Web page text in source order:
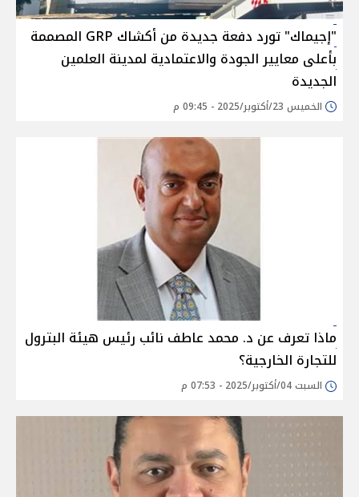
"إجيماك" تورد دفعة جديدة من أكشاك GRP المصممة
بأعلى معايير الجودة والاعتمادية لمدينة العلمين
الجديدة
الخميس 23/أكتوبر/2025 - 09:45 م
ماذا تعرف عن د. محمد عاطف نائب رئيس هيئة البترول
للتجارة الخارجية؟
السبت 04/أكتوبر/2025 - 07:53 م